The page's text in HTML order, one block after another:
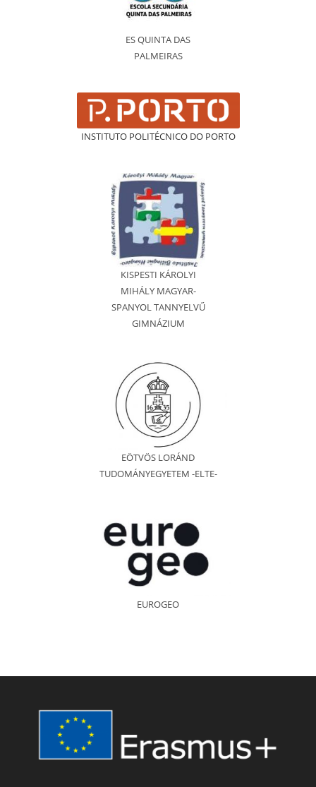
ES QUINTA DAS
PALMEIRAS
INSTITUTO POLITÉCNICO DO PORTO
KISPESTI KÁROLYI
MIHÁLY MAGYAR-
SPANYOL TANNYELVŰ
GIMNÁZIUM
EÖTVÖS LORÁND
TUDOMÁNYEGYETEM -ELTE-
EUROGEO